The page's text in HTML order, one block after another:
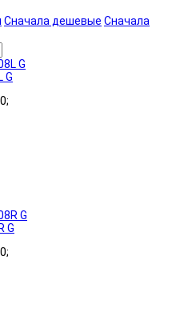
Сначала дешевые Сначала
G
G